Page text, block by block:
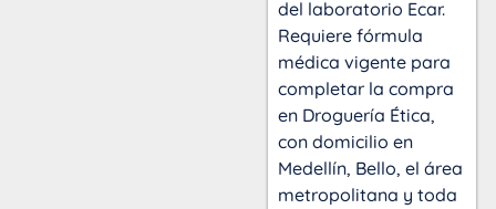
del laboratorio Ecar.
Requiere fórmula
médica vigente para
completar la compra
en Droguería Ética,
con domicilio en
Medellín, Bello, el área
metropolitana y toda